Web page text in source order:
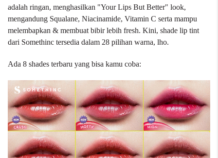
adalah ringan, menghasilkan "Your Lips But Better" look,
mengandung Squalane, Niacinamide, Vitamin C serta mampu
melembapkan & membuat bibir lebih fresh. Kini, shade lip tint
dari Somethinc tersedia dalam 28 pilihan warna, lho.
Ada 8 shades terbaru yang bisa kamu coba: